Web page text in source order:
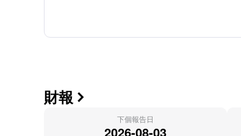
財報 
下個報告日
2026-08-03